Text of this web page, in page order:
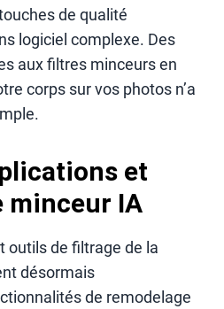
de qualité
logiciel complexe. Des
aux filtres minceurs en
corps sur vos photos n’a
et
minceur IA
outils de filtrage de la
désormais
de remodelage